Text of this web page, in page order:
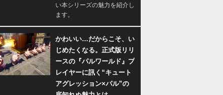
い本シリーズの魅力を紹介し
ます。
かわいい…だからこそ、い
じめたくなる。正式版リリ
ースの『パルワールド』プ
レイヤーに訊く“キュート
アグレッション×パル”の